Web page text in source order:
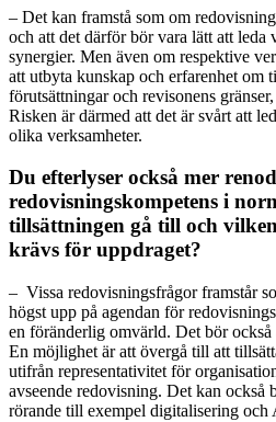
– Det kan framstå som om
och att det därför bör vara lätt att leda
synergier. Men även om respektive
att utbyta kunskap och erfarenhet om
förutsättningar och revisonens
Risken är därmed att det är svårt att
olika verksamheter.
Du efterlyser också mer
redovisningskompetens i
tillsättningen gå till och
krävs för uppdraget?
– Vissa redovisningsfrågor framstår
högst upp på agendan för
en föränderlig omvärld. Det bör också
En möjlighet är att övergå till att
utifrån representativitet för
avseende redovisning. Det kan också
rörande till exempel digitalisering och